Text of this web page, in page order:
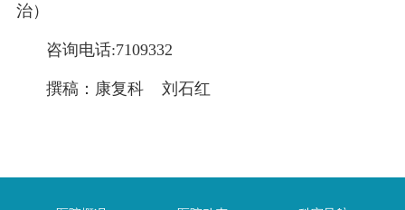
治）
咨询电话:7109332
撰稿：康复科 刘石红